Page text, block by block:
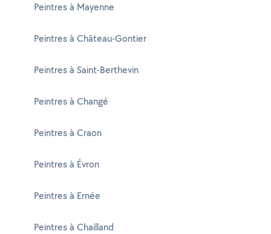
Peintres à Mayenne
Peintres à Château-Gontier
Peintres à Saint-Berthevin
Peintres à Changé
Peintres à Craon
Peintres à Évron
Peintres à Ernée
Peintres à Chailland